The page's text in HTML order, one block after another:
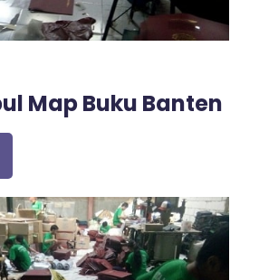
Map Buku Banten